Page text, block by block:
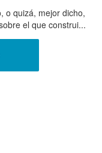
o quizá, mejor dicho,
el que construi...